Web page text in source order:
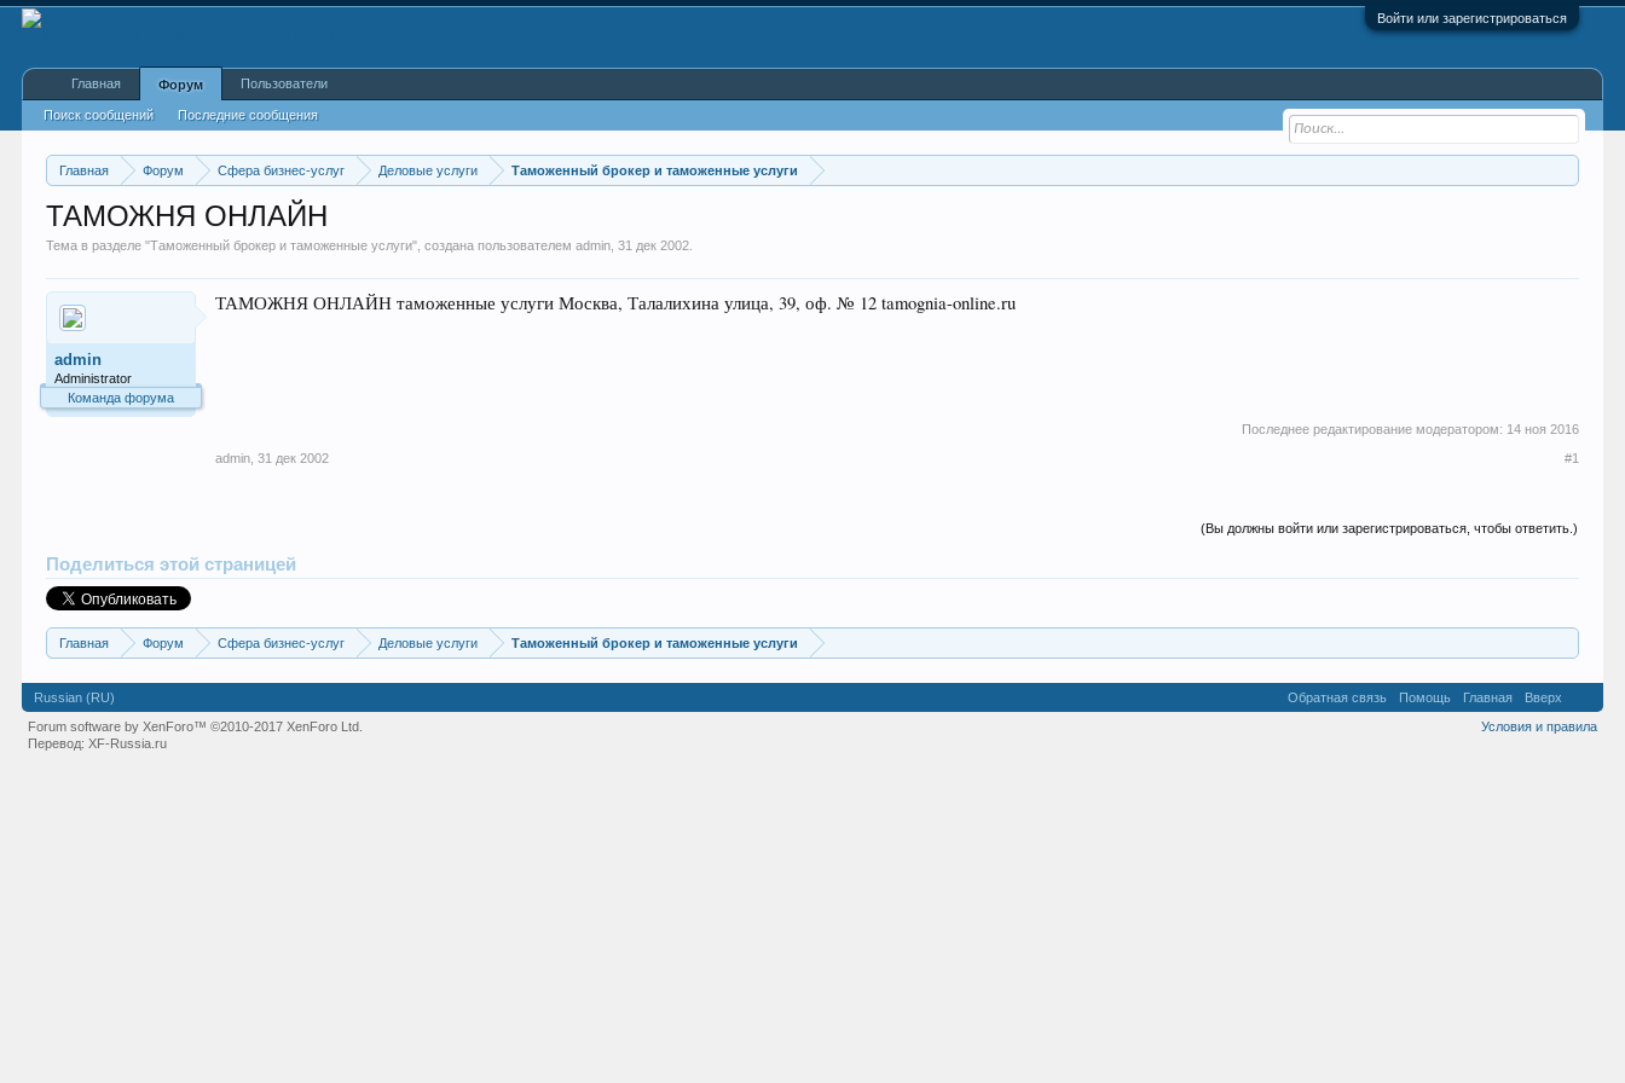
Войти или зарегистрироваться
Главная Форум Сфера бизнес-услуг Деловые услуги Таможенный брокер и таможенные услуги
ТАМОЖНЯ ОНЛАЙН
Тема в разделе "Таможенный брокер и таможенные услуги", создана пользователемadmin ,31 дек 2002
admin
Administrator
Команда форума
ТАМОЖНЯ ОНЛАЙН таможенные услуги Москва, Талалихина улица, 39, оф. № 12 tamognia-online.ru
Последнее редактирование модератором: 14 ноя 2016
admin 31 дек 2002 #1
(Вы должны войти или зарегистрироваться, чтобы ответить.)
Поделиться этой страницей
Главная Форум Сфера бизнес-услуг Деловые услуги Таможенный брокер и таможенные услуги
Главная Форум
Поиск сообщений Последние сообщения
Пользователи
Russian (RU) Обратная связь Помощь Главная
Вверх
Условия и правила
Forum software by XenForo™©2010-2017 XenForo Ltd.
Перевод:XF-Russia.ru